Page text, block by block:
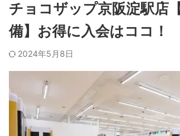
チョコザップ京阪淀駅店
備】お得に入会はココ！
2024年5月8日